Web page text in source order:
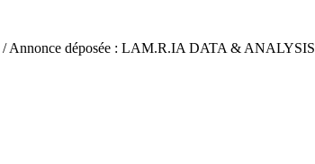
/ Annonce déposée : LAM.R.IA DATA & ANALYSIS